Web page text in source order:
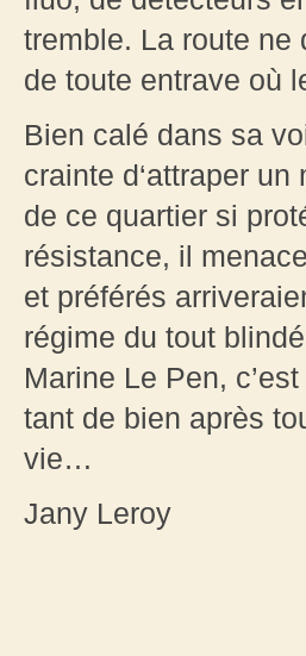
tremble. La route ne
de toute entrave où
Bien calé dans sa
crainte d‘attraper
de ce quartier si
résistance, il
et préférés
régime du tout
Marine Le Pen,
tant de bien après
vie…
Jany Leroy